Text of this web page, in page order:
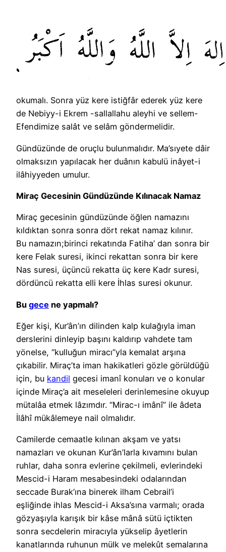
okumalı. Sonra yüz kere istiğfâr ederek yüz kere
de Nebiyy-i Ekrem -sallallahu aleyhi ve sellem-
Efendimize salât ve selâm göndermelidir.
Gündüzünde de oruçlu bulunmalıdır. Ma’sıyete dâir
olmaksızın yapılacak her duânın kabulü inâyet-i
ilâhiyyeden umulur.
Miraç Gecesinin Gündüzünde Kılınacak Namaz
Miraç gecesinin gündüzünde öğlen namazını
kıldıktan sonra sonra dört rekat namaz kılınır.
Bu namazın;birinci rekatında Fatiha’ dan sonra bir
kere Felak suresi, ikinci rekattan sonra bir kere
Nas suresi, üçüncü rekatta üç kere Kadr suresi,
dördüncü rekatta elli kere İhlas suresi okunur.
Bu gece ne yapmalı?
Eğer kişi, Kur’ân’ın dilinden kalp kulağıyla iman
derslerini dinleyip başını kaldırıp vahdete tam
yönelse, “kulluğun miracı”yla kemalat arşına
çıkabilir. Miraç’ta iman hakikatleri gözle görüldüğü
için, bu kandil gecesi imanî konuları ve o konular
içinde Miraç’a ait meseleleri derinlemesine okuyup
mütalâa etmek lâzımdır. “Mirac-ı imânî” ile âdeta
İlâhî mükâlemeye nail olmalıdır.
Camilerde cemaatle kılınan akşam ve yatsı
namazları ve okunan Kur’ân’larla kıvamını bulan
ruhlar, daha sonra evlerine çekilmeli, evlerindeki
Mescid-i Haram mesabesindeki odalarından
seccade Burak’ına binerek ilham Cebrail’i
eşliğinde ihlas Mescid-i Aksa’sına varmalı; orada
gözyaşıyla karışık bir kâse mânâ sütü içtikten
sonra secdelerin miracıyla yükselip âyetlerin
kanatlarında ruhunun mülk ve melekût semalarına